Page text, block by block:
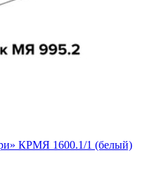
КРМЯ 1600.1/1 (белый)